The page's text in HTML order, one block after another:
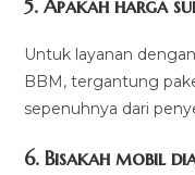
5. Apakah harga
Untuk layanan
BBM, tergantung
sepenuhnya dari
6. Bisakah mobil